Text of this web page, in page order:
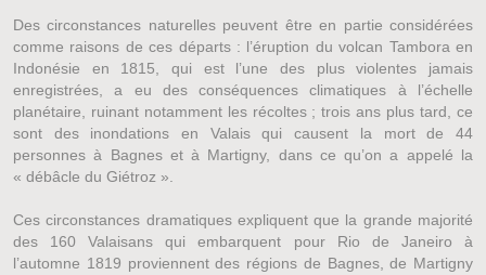
Des circonstances naturelles peuvent être en partie considérées
comme raisons de ces départs : l’éruption du volcan Tambora en
Indonésie en 1815, qui est l’une des plus violentes jamais
enregistrées, a eu des conséquences climatiques à l’échelle
planétaire, ruinant notamment les récoltes ; trois ans plus tard, ce
sont des inondations en Valais qui causent la mort de 44
personnes à Bagnes et à Martigny, dans ce qu’on a appelé la
« débâcle du Giétroz ».
Ces circonstances dramatiques expliquent que la grande majorité
des 160 Valaisans qui embarquent pour Rio de Janeiro à
l’automne 1819 proviennent des régions de Bagnes, de Martigny